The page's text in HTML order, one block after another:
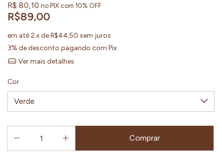
R$ 80,10 no PIX com 10% OFF
R$89,00
em até2 x deR$44,50 sem juros
3% de desconto pagando com Pix
Ver mais detalhes
Cor